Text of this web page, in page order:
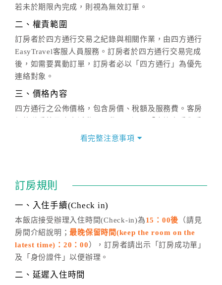
若未於期限內完成，則視為無效訂單。
二、權責範圍
訂房者於四方通行交易之紀錄與相關作業，由四方通行
EasyTravel客服人員服務。訂房者於四方通行交易完成
後，如需要異動訂單，訂房者必以「四方通行」為優先
連絡對象。
三、價格內容
四方通行之公佈價格，包含房價、稅額及服務費。客房
價」之當日價格為標準。
話方式異動訂單。
※非客服時間之申辦異動，皆為次日計算及辦理。
五、客服時間
週一至週日，上午9:00～晚上6:00
六、聯絡方式
(07)9682715 。
看完整注意事項
訂房規則
一、入住手續(Check in)
本飯店接受辦理入住時間(Check-in)為15：00後 （請見
房間介紹說明；最晚保留時間(keep the room on the
latest time)：20：00 ），訂房者請出示「訂房成功單」
及「身份證件」以便辦理。
二、延遲入住時間